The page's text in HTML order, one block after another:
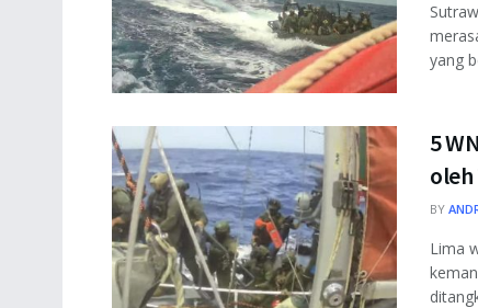
yang
5
oleh
BY
Lima